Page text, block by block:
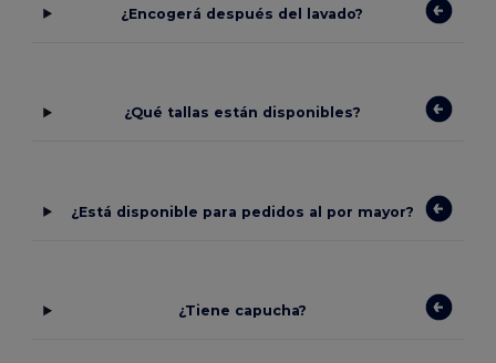
¿Encogerá después del lavado?
¿Qué tallas están disponibles?
¿Está disponible para pedidos al por mayor?
¿Tiene capucha?